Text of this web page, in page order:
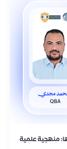
منهجية علمية